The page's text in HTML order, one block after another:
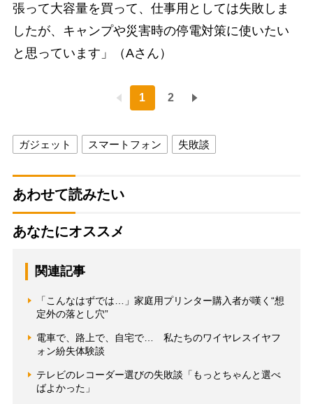
張って大容量を買って、仕事用としては失敗しま
したが、キャンプや災害時の停電対策に使いたい
と思っています」（Aさん）
1 2
ガジェット スマートフォン 失敗談
あわせて読みたい
あなたにオススメ
関連記事
「こんなはずでは…」家庭用プリンター購入者が嘆く“想
定外の落とし穴”
電車で、路上で、自宅で… 私たちのワイヤレスイヤフ
ォン紛失体験談
テレビのレコーダー選びの失敗談「もっとちゃんと選べ
ばよかった」